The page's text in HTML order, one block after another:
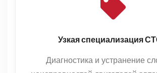
Узкая специализация
Диагностика и устранение